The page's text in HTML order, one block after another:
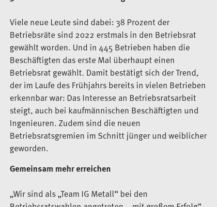
Viele neue Leute sind dabei: 38 Prozent der
Betriebsräte sind 2022 erstmals in den Betriebsrat
gewählt worden. Und in 445 Betrieben haben die
Beschäftigten das erste Mal überhaupt einen
Betriebsrat gewählt. Damit bestätigt sich der Trend,
der im Laufe des Frühjahrs bereits in vielen Betrieben
erkennbar war: Das Interesse an Betriebsratsarbeit
steigt, auch bei kaufmännischen Beschäftigten und
Ingenieuren. Zudem sind die neuen
Betriebsratsgremien im Schnitt jünger und weiblicher
geworden.
Gemeinsam mehr erreichen
„Wir sind als „Team IG Metall“ bei den